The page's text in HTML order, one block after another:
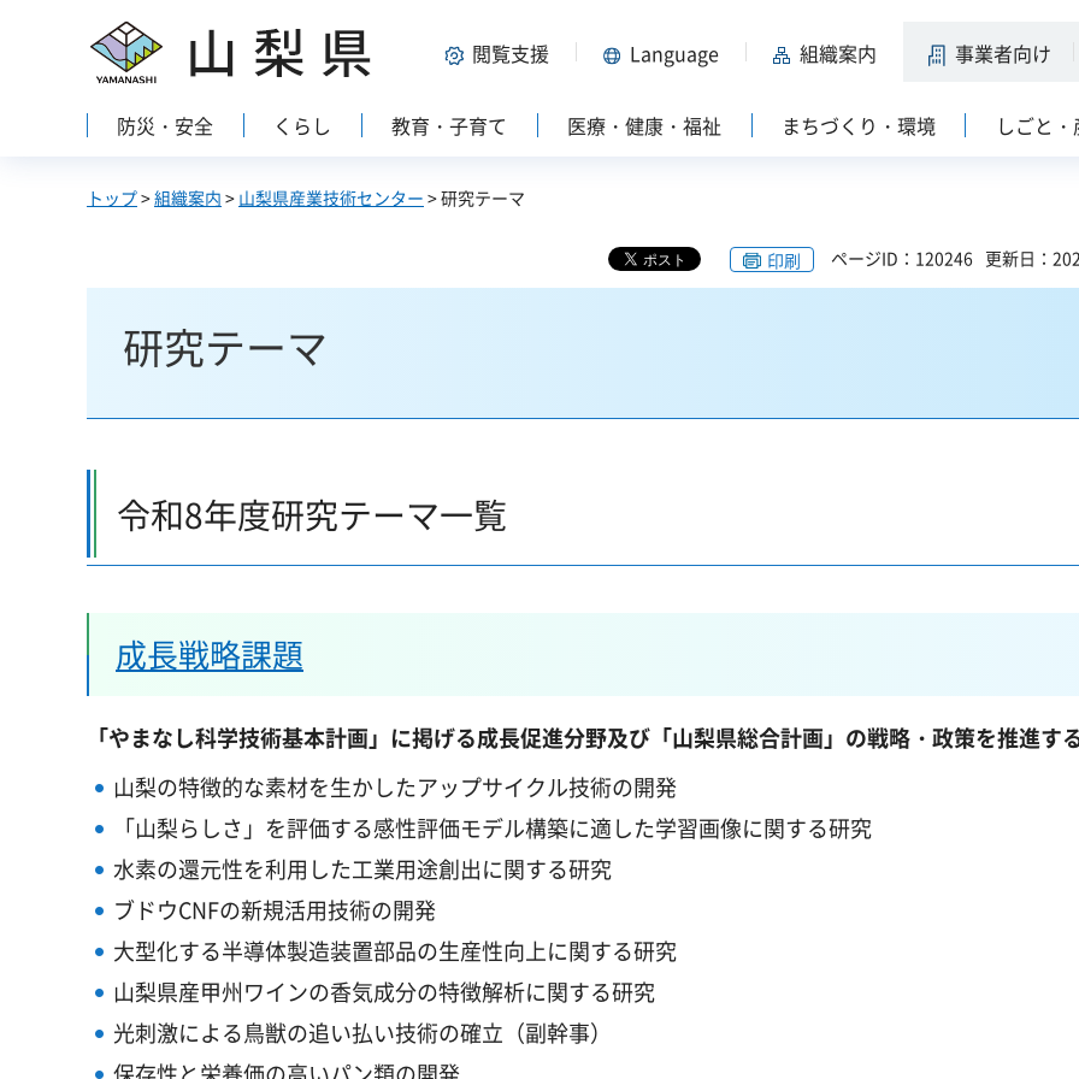
山梨県 閲覧支援 Language 組織案内 事業者向け
防災・安全 くらし 教育・子育て 医療・健康・福祉 まちづくり・環境 しごと
トップ>組織案内 > 山梨県産業技術センター > 研究テーマ
印刷 ページID：120246 更新日：
研究テーマ
令和8年度研究テーマ一覧
成長戦略課題
「やまなし科学技術基本計画」に掲げる成長促進分野及び「山梨県総合計画」の戦略・政策を推進す
山梨の特徴的な素材を生かしたアップサイクル技術の開発
「山梨らしさ」を評価する感性評価モデル構築に適した学習画像に関する研究
水素の還元性を利用した工業用途創出に関する研究
ブドウCNFの新規活用技術の開発
大型化する半導体製造装置部品の生産性向上に関する研究
山梨県産甲州ワインの香気成分の特徴解析に関する研究
光刺激による鳥獣の追い払い技術の確立（副幹事）